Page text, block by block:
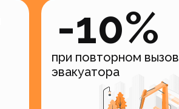
-10%
при повторном
эвакуатора